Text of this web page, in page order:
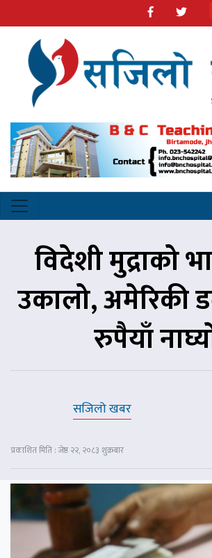
विदेशी मुद्राको
उकालो, अमेरिकी
रुपैयाँ
सजिलो खबर
प्रकाशित मिति : जेष्ठ २२, २०८३ शुक्रबार